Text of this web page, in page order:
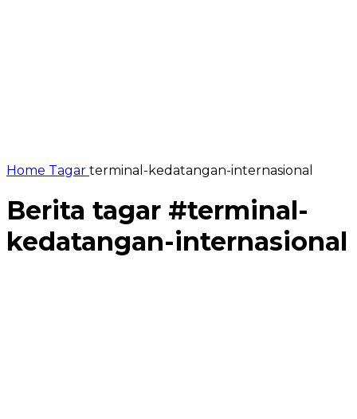
Home Tagar terminal-kedatangan-internasional
Berita tagar #terminal-
kedatangan-internasional